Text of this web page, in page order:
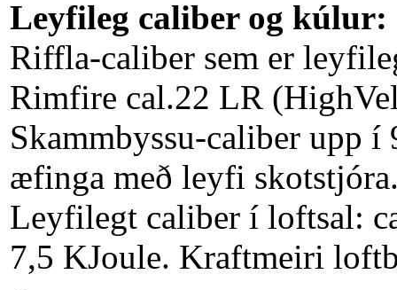
Leyfileg caliber og kúlur:
Riffla-caliber sem er
Rimfire cal.22 LR
Skammbyssu-caliber upp
æfinga með leyfi
Leyfilegt caliber í loftsal:
7,5 KJoule. Kraftmeiri